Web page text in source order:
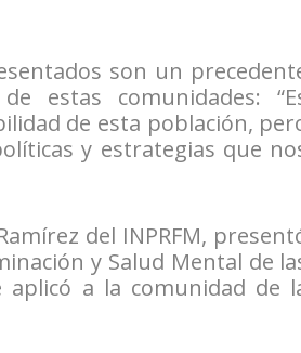
son un
estas comunidades:
de esta población,
y estrategias que
del INPRFM,
y Salud Mental de
aplicó a la comunidad de